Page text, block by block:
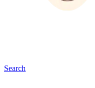
Search